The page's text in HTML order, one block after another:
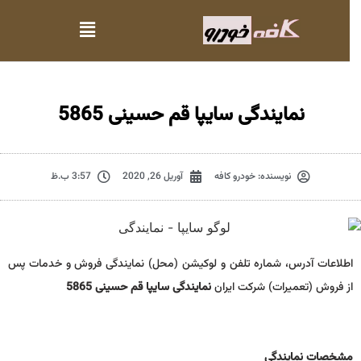
نمایندگی سایپا قم حسینی 5865
نویسنده:خودرو کافه آوریل 26, 2020 3:57 ب.ظ
اطلاعات آدرس، شماره تلفن و لوکیشن (محل) نمایندگی فروش و خدمات پس
از فروش (تعمیرات) شرکت ایراننمایندگی سایپا قم حسینی 5865